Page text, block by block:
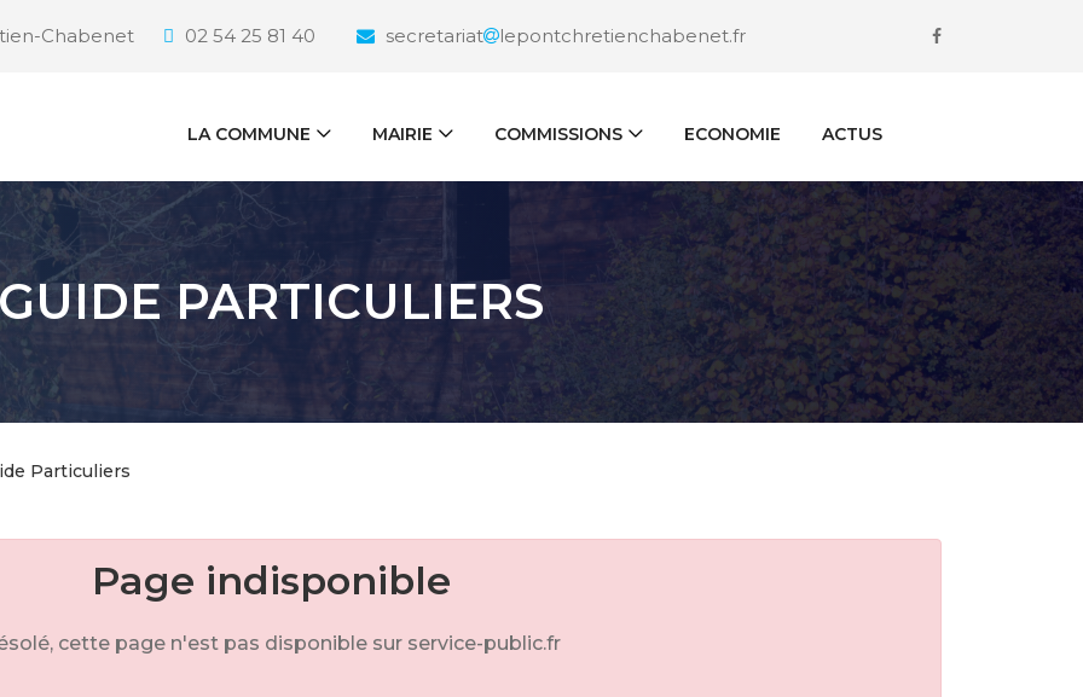
Chabenet 02 54 25 81 40 secretariat lepontchretienchabenet.fr
LA COMMUNE MAIRIE COMMISSIONS ECONOMIE ACTUS
PARTICULIERS
Particuliers
Page indisponible
cette page n'est pas disponible sur service-public.fr